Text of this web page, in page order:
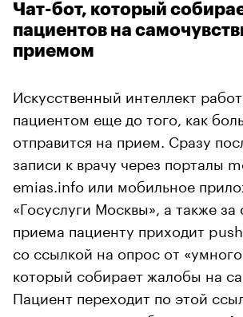
Чат-бот, который
пациентов на
приемом
Искусственный интеллект
пациентом еще до того, как
отправится на прием. Сразу
записи к врачу через порталы
emias.info или мобильное
«Госуслуги Москвы», а также за
приема пациенту приходит
со ссылкой на опрос от
который собирает жалобы на
Пациент переходит по этой